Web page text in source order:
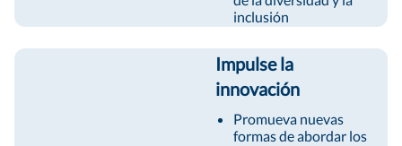
inclusión
Impulse la
innovación
Promueva nuevas
formas de abordar los